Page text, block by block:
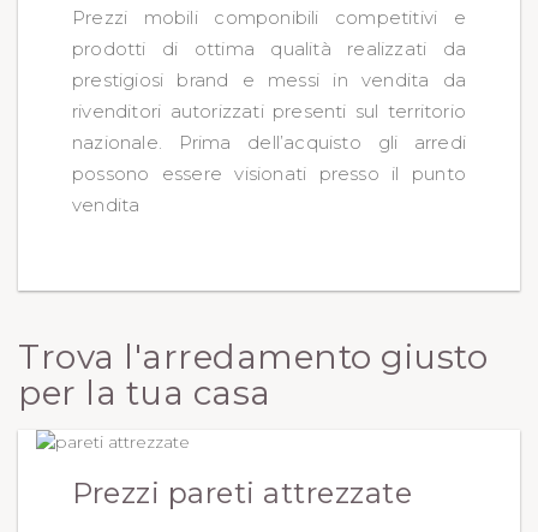
Prezzi mobili componibili competitivi e
prodotti di ottima qualità realizzati da
prestigiosi brand e messi in vendita da
rivenditori autorizzati presenti sul territorio
nazionale. Prima dell’acquisto gli arredi
possono essere visionati presso il punto
vendita
Trova l'arredamento giusto
per la tua casa
Prezzi pareti attrezzate